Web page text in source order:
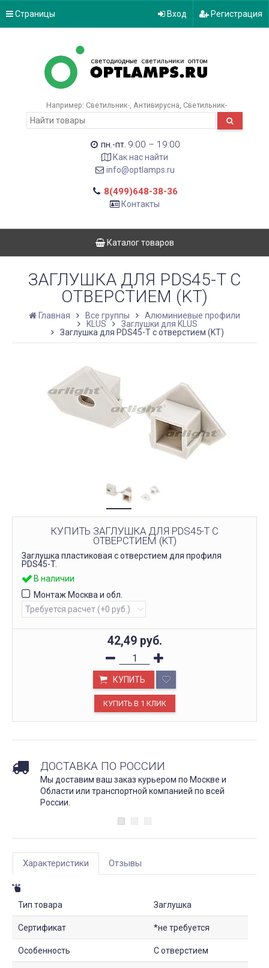
Страницы Вход Регистрация
Например: Светильник- Антивирусна Светильник-
пн.-пт. 9:00 – 19:00
Как нас найти
info@optlamps.ru
8(499)648-38-36
Контакты
Каталог товаров
ЗАГЛУШКА ДЛЯ PDS45-T С
ОТВЕРСТИЕМ (KT)
Главная Все группы
Алюминиевые профили
KLUS
Заглушки для KLUS
Заглушка для PDS45-T с отверстием (KT)
КУПИТЬ ЗАГЛУШКА ДЛЯ PDS45-T С
ОТВЕРСТИЕМ (KT)
Заглушка пластиковая с отверстием для профиля
PDS45-T.
В наличии
Монтаж Москва и обл.
42,49 руб.
КУПИТЬ
ДОСТАВКА ПО РОССИИ
Мы доставим ваш заказ курьером по Москве и
Области или транспортной компанией по всей
России.
Характеристики Отзывы
Тип товара Заглушка
Сертификат *не требуется
Особенность С отверстием